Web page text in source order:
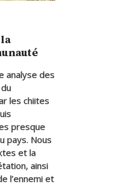
analyse des
les chiites
presque
pays. Nous
et la
ainsi
l’ennemi et